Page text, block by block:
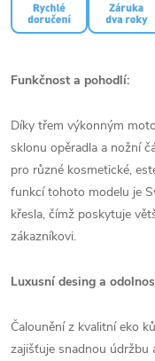
Funkčnost a pohodlí:
Díky třem výkonným
sklonu opěradla a nožní
pro různé kosmetické,
funkcí tohoto modelu je
křesla, čímž poskytuje
zákazníkovi.
Luxusní desing a
Čalounění z kvalitní eko
zajišťuje snadnou